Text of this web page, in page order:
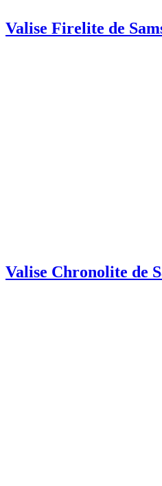
Valise Firelite de
Valise Chronolite de